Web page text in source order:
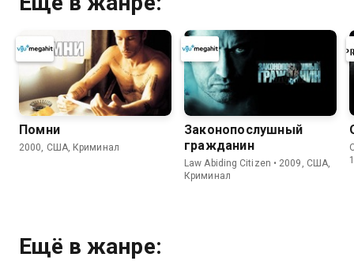
Помни
2000, США, Криминал
Законопослушный
гражданин
Law Abiding Citizen • 2009, США,
Криминал
Ещё в жанре: